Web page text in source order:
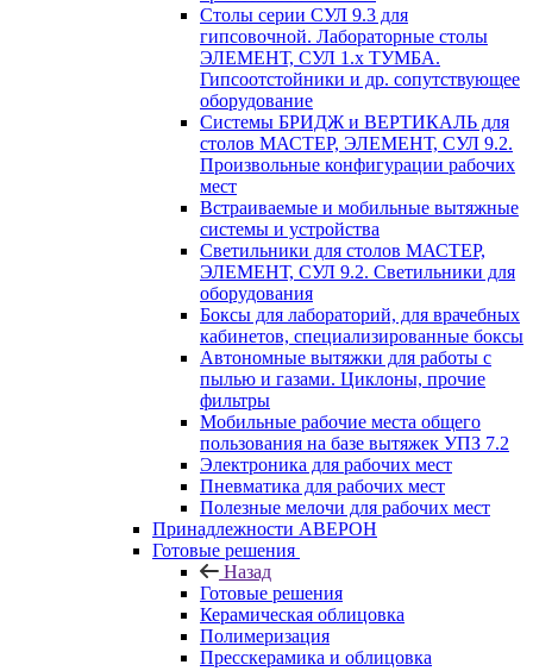
Столы серии СУЛ 9.3 для
гипсовочной. Лабораторные столы
ЭЛЕМЕНТ, СУЛ 1.х ТУМБА.
Гипсоотстойники и др. сопутствующее
оборудование
Системы БРИДЖ и ВЕРТИКАЛЬ для
столов МАСТЕР, ЭЛЕМЕНТ, СУЛ 9.2.
Произвольные конфигурации рабочих
мест
Встраиваемые и мобильные вытяжные
системы и устройства
Светильники для столов МАСТЕР,
ЭЛЕМЕНТ, СУЛ 9.2. Светильники для
оборудования
Боксы для лабораторий, для врачебных
кабинетов, специализированные боксы
Автономные вытяжки для работы с
пылью и газами. Циклоны, прочие
фильтры
Мобильные рабочие места общего
пользования на базе вытяжек УПЗ 7.2
Электроника для рабочих мест
Пневматика для рабочих мест
Полезные мелочи для рабочих мест
Принадлежности АВЕРОН
Готовые решения
Назад
Готовые решения
Керамическая облицовка
Полимеризация
Пресскерамика и облицовка